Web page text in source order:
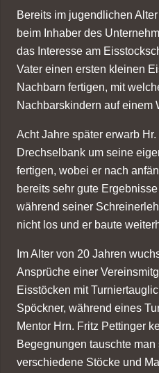
Bereits im jugendlichen
beim Inhaber des
das Interesse am
Vater einen ersten kleinen
Nachbarn fertigen, mit
Nachbarskindern auf einem
Acht Jahre später erwarb
Drechselbank um seine
fertigen, wobei er nach
bereits sehr gute
während seiner
nicht los und er baute
Im Alter von 20 Jahren
Ansprüche einer
Eisstöcken mit
Spöckner, während eines
Mentor Hrn. Fritz Pettinger
Begegnungen tauschte
verschiedene Stöcke und